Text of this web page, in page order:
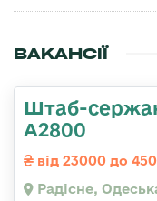
ВАКАНСІЇ
Штаб-
А2800
від 23000 до
Радісне,